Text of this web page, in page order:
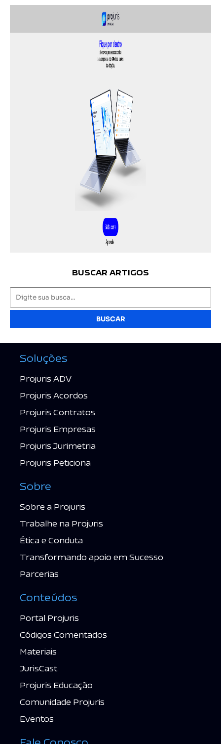
BUSCAR ARTIGOS
BUSCAR
Soluções
Projuris ADV
Projuris Acordos
Projuris Contratos
Projuris Empresas
Projuris Jurimetria
Projuris Peticiona
Sobre
Sobre a Projuris
Trabalhe na Projuris
Ética e Conduta
Transformando apoio em Sucesso
Parcerias
Conteúdos
Portal Projuris
Códigos Comentados
Materiais
JurisCast
Projuris Educação
Comunidade Projuris
Eventos